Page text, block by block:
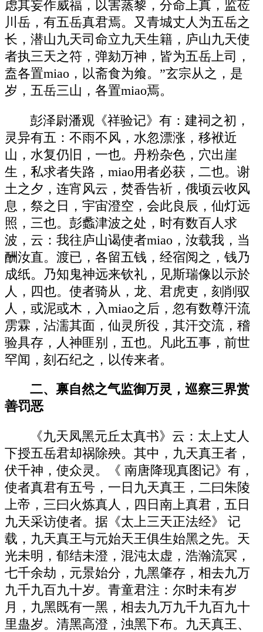
虑其妄作威福，以害蒸黎，分命上真，监莅
川岳，有五岳真君焉。又青城丈人为五岳之
长，潜山九天司命立九天生籍，庐山九天使
者执三天之符，弹劾万神，皆为五岳上司，
盍各置miao，以斋食为飨。”玄宗从之，是
岁，五岳三山，各置miao焉。
彭泽尉潘观《祥验记》有：建祠之初，
灵异有五：不雨不风，水忽漂涨，移袱近
山，水复仍旧，一也。丹粉杂色，穴出崖
生，私求者失路，miao用者必获，二也。谢
土之夕，连宵风云，焚香告祈，俄顷云收风
息，祭之日，宇宙澄空，会此良辰，仙灯远
照，三也。彭蠡津波之处，时有数百人求
波，云：我往庐山谒使者miao，汝载我，当
酬汝直。渡已，各留五钱，经宿阅之，钱乃
成纸。乃知鬼神远来钦礼，见斯瑞像以示於
人，四也。使者骑从，龙、君虎吏，刻削驭
人，或泥或木，入miao之后，忽有数尊汗流
雳霖，沾濡其面，仙灵所役，其汗交流，稽
验具存，人神匪别，五也。凡此五事，前世
罕闻，刻石纪之，以传来者。
二、禀自然之气监御万灵，巡察三界赏
善罚恶
《九天凤黑元丘太真书》云：太上丈人
下授五岳君却祸除殃。其中，九天真王者，
伏千神，使众灵。《 南唐降现真图记》有，
使者真君有五号，一日九天真王，二曰朱陵
上帝，三曰火炼真人，四日南上真君，五日
九天采访使者。据《太上三天正法经》 记
载，九天真王与元始天王俱生始黑之先。天
光未明，郁结未澄，混沌太虚，浩瀚流冥，
七千余劫，元景始分，九黑肇存，相去九万
九千九百九十岁。青童君注：尔时未有岁
月，九黑既有一黑，相去九万九千九百九十
里蛊岁。清黑高澄，浊黑下布。九天真王、